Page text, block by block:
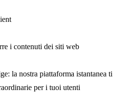
i contenuti dei siti web
la nostra piattaforma istantanea ti
per i tuoi utenti